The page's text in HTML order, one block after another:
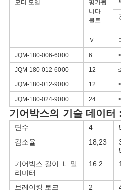
보
호
정
책
모터 모델
평가됩
니다
볼트.
Ｖ
JQM-180-006-6000 6
JQM-180-012-6000 12
JQM-180-012-9000 12
JQM-180-024-9000 24
기어박스의 기술 데이터 :
단수 4
감소율
18,23
기어박스 길이 Ｌ 밀
리미터
16.2
브레이킹 토크 2